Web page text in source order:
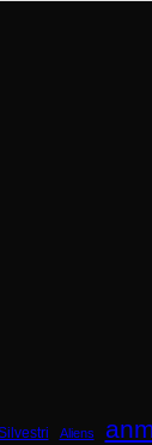
Aliens